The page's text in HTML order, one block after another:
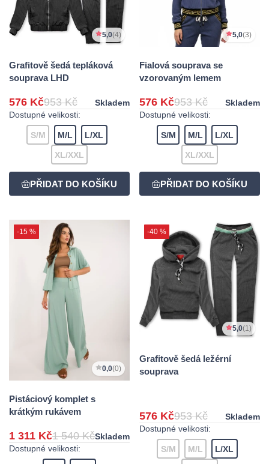
5,0(4)
Grafitově šedá tepláková
souprava LHD
576 Kč953 Kč
Skladem
Dostupné velikosti:
S/M M/L L/XL
XL/XXL
5,0(3)
Fialová souprava se
vzorovaným lemem
576 Kč953 Kč
Skladem
Dostupné velikosti:
S/M M/L L/XL
XL/XXL
-15 %
0,0(0)
Pistáciový komplet s
krátkým rukávem
1 311 Kč1 540 KčSkladem
Dostupné velikosti:
-40 %
5,0(1)
Grafitově šedá ležérní
souprava
576 Kč953 Kč
Skladem
Dostupné velikosti:
S/M M/L L/XL